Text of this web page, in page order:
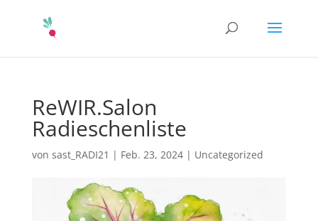
ReWIR.Salon
Radieschenliste
von sast_RADI21 | Feb. 23, 2024| Uncategorized